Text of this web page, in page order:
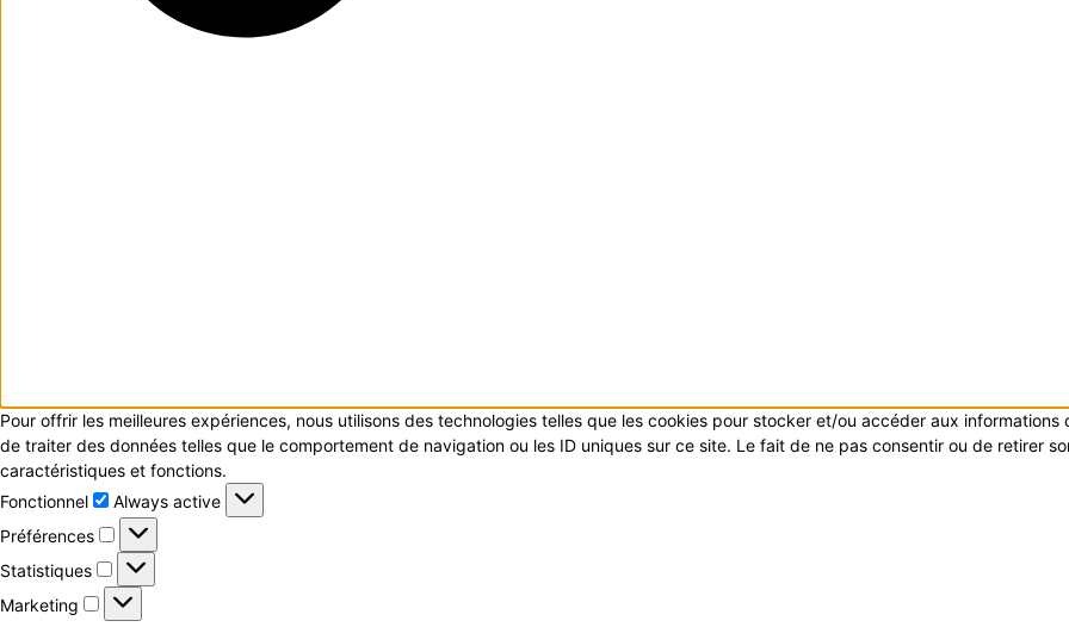
Pour offrir les meilleures expériences, nous utilisons des technologies telles que les cookies pour stocker et/ou accéder aux
de traiter des données telles que le comportement de navigation ou les ID uniques sur ce site. Le fait de ne pas consentir ou de retirer
caractéristiques et fonctions.
Fonctionnel
Fonctionnel
Always active
Préférences
Préférences
Statistiques
Statistiques
Marketing
Marketing